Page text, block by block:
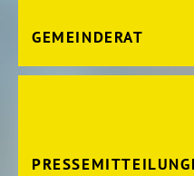
GEMEINDERAT